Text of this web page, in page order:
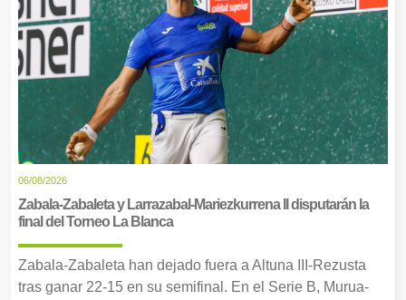
06/08/2026
Zabala-Zabaleta y Larrazabal-Mariezkurrena II disputarán la
final del Torneo La Blanca
Zabala-Zabaleta han dejado fuera a Altuna III-Rezusta
tras ganar 22-15 en su semifinal. En el Serie B, Murua-